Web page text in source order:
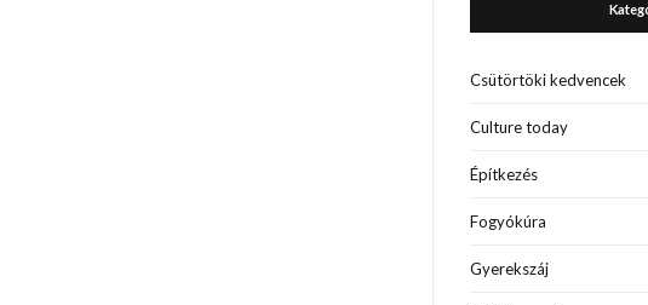
Csütörtöki kedvencek
Culture today
Építkezés
Fogyókúra
Gyerekszáj